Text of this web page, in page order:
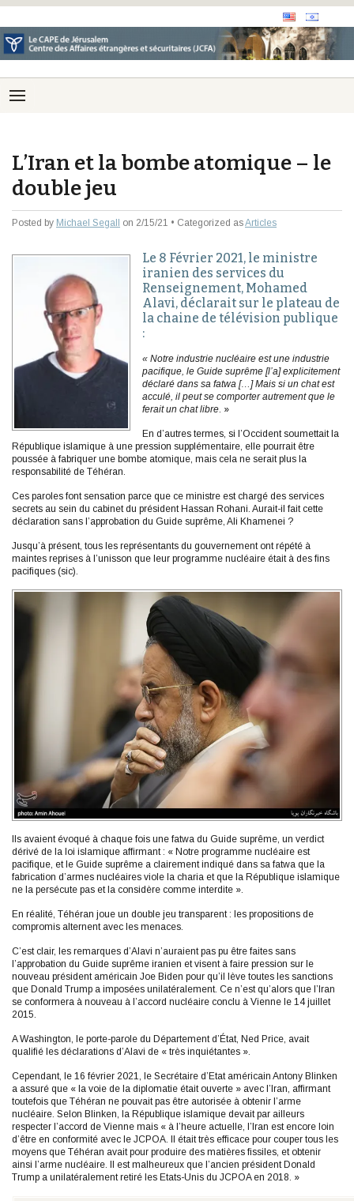
L’Iran et la bombe atomique – le
double jeu
Posted by Michael Segall on 2/15/21 • Categorized asArticles
Le 8 Février 2021, le ministre
iranien des services du
Renseignement, Mohamed
Alavi, déclarait sur le plateau de
la chaine de télévision publique
:
« Notre industrie nucléaire est une industrie
pacifique, le Guide suprême [l’a] explicitement
déclaré dans sa fatwa […] Mais si un chat est
acculé, il peut se comporter autrement que le
ferait un chat libre. »
En d’autres termes, si l’Occident soumettait la
République islamique à une pression supplémentaire, elle pourrait être
poussée à fabriquer une bombe atomique, mais cela ne serait plus la
responsabilité de Téhéran.
Ces paroles font sensation parce que ce ministre est chargé des services
secrets au sein du cabinet du président Hassan Rohani. Aurait-il fait cette
déclaration sans l’approbation du Guide suprême, Ali Khamenei ?
Jusqu’à présent, tous les représentants du gouvernement ont répété à
maintes reprises à l’unisson que leur programme nucléaire était à des fins
pacifiques (sic).
Ils avaient évoqué à chaque fois une fatwa du Guide suprême, un verdict
dérivé de la loi islamique affirmant : « Notre programme nucléaire est
pacifique, et le Guide suprême a clairement indiqué dans sa fatwa que la
fabrication d’armes nucléaires viole la charia et que la République islamique
ne la persécute pas et la considère comme interdite ».
En réalité, Téhéran joue un double jeu transparent : les propositions de
compromis alternent avec les menaces.
C’est clair, les remarques d’Alavi n’auraient pas pu être faites sans
l’approbation du Guide suprême iranien et visent à faire pression sur le
nouveau président américain Joe Biden pour qu’il lève toutes les sanctions
que Donald Trump a imposées unilatéralement. Ce n’est qu’alors que l’Iran
se conformera à nouveau à l’accord nucléaire conclu à Vienne le 14 juillet
2015.
A Washington, le porte-parole du Département d’État, Ned Price, avait
qualifié les déclarations d’Alavi de « très inquiétantes ».
Cependant, le 16 février 2021, le Secrétaire d’Etat américain Antony Blinken
a assuré que « la voie de la diplomatie était ouverte » avec l’Iran, affirmant
toutefois que Téhéran ne pouvait pas être autorisée à obtenir l’arme
nucléaire. Selon Blinken, la République islamique devait par ailleurs
respecter l’accord de Vienne mais « à l’heure actuelle, l’Iran est encore loin
d’être en conformité avec le JCPOA. Il était très efficace pour couper tous les
moyens que Téhéran avait pour produire des matières fissiles, et obtenir
ainsi l’arme nucléaire. Il est malheureux que l’ancien président Donald
Trump a unilatéralement retiré les Etats-Unis du JCPOA en 2018. »